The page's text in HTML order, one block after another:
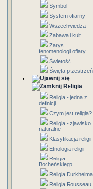
Symbol
System ofiarny
Wszechwiedza
Zabawa i kult
Zarys
fenomenologii ofiary
Świetość
Święta przestrzeń
Religia
Religia - jedna z
definicji
Czym jest religia?
Religia - zjawisko
naturalne
Klasyfikacja religii
Etnologia religii
Religia
Bocheńskiego
Religia Durkheima
Religia Rousseau